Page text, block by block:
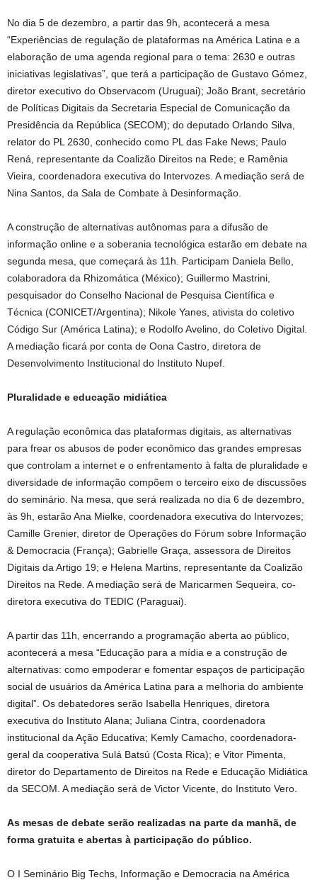
No dia 5 de dezembro, a partir das 9h, acontecerá a mesa
“Experiências de regulação de plataformas na América Latina e a
elaboração de uma agenda regional para o tema: 2630 e outras
iniciativas legislativas”, que terá a participação de Gustavo Gómez,
diretor executivo do Observacom (Uruguai); João Brant, secretário
de Políticas Digitais da Secretaria Especial de Comunicação da
Presidência da República (SECOM); do deputado Orlando Silva,
relator do PL 2630, conhecido como PL das Fake News; Paulo
Rená, representante da Coalizão Direitos na Rede; e Ramênia
Vieira, coordenadora executiva do Intervozes. A mediação será de
Nina Santos, da Sala de Combate à Desinformação.
A construção de alternativas autônomas para a difusão de
informação online e a soberania tecnológica estarão em debate na
segunda mesa, que começará às 11h. Participam Daniela Bello,
colaboradora da Rhizomática (México); Guillermo Mastrini,
pesquisador do Conselho Nacional de Pesquisa Científica e
Técnica (CONICET/Argentina); Nikole Yanes, ativista do coletivo
Código Sur (América Latina); e Rodolfo Avelino, do Coletivo Digital.
A mediação ficará por conta de Oona Castro, diretora de
Desenvolvimento Institucional do Instituto Nupef.
Pluralidade e educação midiática
A regulação econômica das plataformas digitais, as alternativas
para frear os abusos de poder econômico das grandes empresas
que controlam a internet e o enfrentamento à falta de pluralidade e
diversidade de informação compõem o terceiro eixo de discussões
do seminário. Na mesa, que será realizada no dia 6 de dezembro,
às 9h, estarão Ana Mielke, coordenadora executiva do Intervozes;
Camille Grenier, diretor de Operações do Fórum sobre Informação
& Democracia (França); Gabrielle Graça, assessora de Direitos
Digitais da Artigo 19; e Helena Martins, representante da Coalizão
Direitos na Rede. A mediação será de Maricarmen Sequeira, co-
diretora executiva do TEDIC (Paraguai).
A partir das 11h, encerrando a programação aberta ao público,
acontecerá a mesa “Educação para a mídia e a construção de
alternativas: como empoderar e fomentar espaços de participação
social de usuários da América Latina para a melhoria do ambiente
digital”. Os debatedores serão Isabella Henriques, diretora
executiva do Instituto Alana; Juliana Cintra, coordenadora
institucional da Ação Educativa; Kemly Camacho, coordenadora-
geral da cooperativa Sulá Batsú (Costa Rica); e Vitor Pimenta,
diretor do Departamento de Direitos na Rede e Educação Midiática
da SECOM. A mediação será de Victor Vicente, do Instituto Vero.
As mesas de debate serão realizadas na parte da manhã, de
forma gratuita e abertas à participação do público.
O I Seminário Big Techs, Informação e Democracia na América